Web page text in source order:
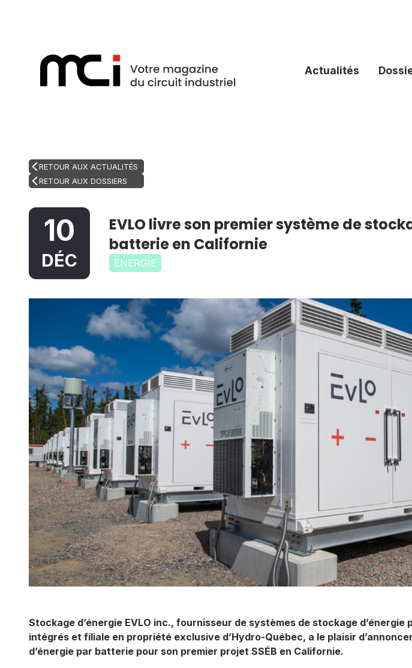
Actualités
RETOUR AUX ACTUALITÉS
RETOUR AUX DOSSIERS
10
DÉC
EVLO livre son premier système de
batterie en Californie
ENERGIE
Stockage d’énergie EVLO inc., fournisseur de systèmes de stockage
intégrés et filiale en propriété exclusive d’Hydro-Québec, a le plaisir
d’énergie par batterie pour son premier projet SSÉB en Californie.